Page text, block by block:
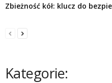
Zbieżność kół: klucz do
Kategorie: